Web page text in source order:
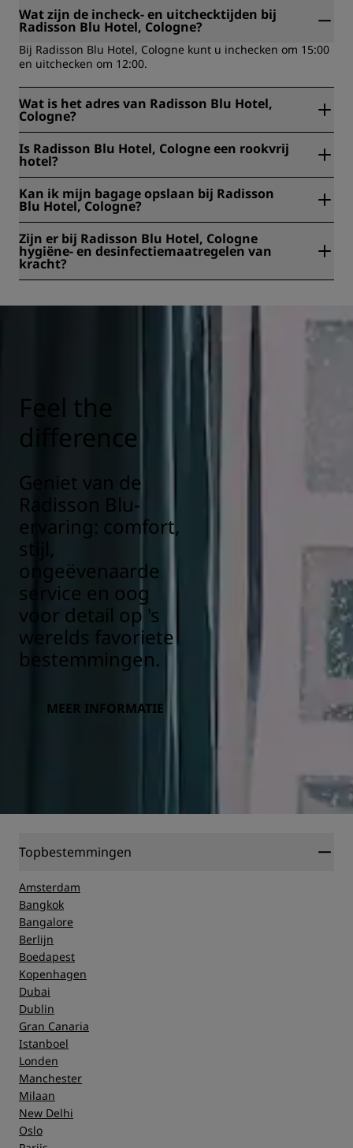
Wat zijn de incheck- en uitchecktijden bij
Radisson Blu Hotel, Cologne?
Bij Radisson Blu Hotel, Cologne kunt u inchecken om 15:00
en uitchecken om 12:00.
Wat is het adres van Radisson Blu Hotel,
Cologne?
3, Keulen, Duitsland.
Is Radisson Blu Hotel, Cologne een rookvrij
hotel?
Kan ik mijn bagage opslaan bij Radisson
Blu Hotel, Cologne?
Cologne.
Zijn er bij Radisson Blu Hotel, Cologne
hygiëne- en desinfectiemaatregelen van
kracht?
veiligheid en beveiliging van onze gasten te waarborgen.
https://www.radissonhotels.com/nl-
Feel the
difference
Geniet van de
Radisson Blu-
ervaring: comfort,
stijl,
ongeëvenaarde
service en oog
voor detail op 's
werelds favoriete
bestemmingen.
MEER INFORMATIE
Topbestemmingen
Amsterdam
Bangkok
Bangalore
Berlijn
Boedapest
Kopenhagen
Dubai
Dublin
Gran Canaria
Istanboel
Londen
Manchester
Milaan
New Delhi
Oslo